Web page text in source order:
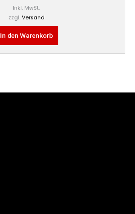
Inkl. MwSt.
zzgl. Versand
In den Warenkorb